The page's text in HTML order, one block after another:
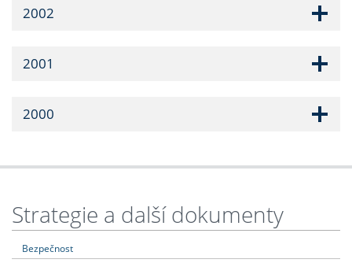
2002
2001
2000
Strategie a další dokumenty
Bezpečnost